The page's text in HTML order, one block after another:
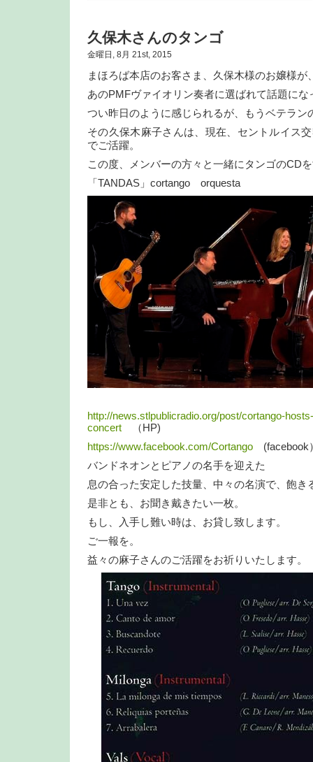
久保木さんのタンゴ
金曜日, 8月 21st, 2015
まほろば本店のお客さま、久保木様のお嬢様が
あのPMFヴァイオリン奏者に選ばれて話題にな
つい昨日のように感じられるが、もうベテラン
その久保木麻子さんは、現在、セントルイス
でご活躍。
この度、メンバーの方々と一緒にタンゴのCD
「TANDAS」cortango orquesta
http://news.stlpublicradio.org/post/cortango-
concert （HP)
https://www.facebook.com/Cortango (facebook
バンドネオンとピアノの名手を迎えた
息の合った安定した技量、中々の名演で、飽き
是非とも、お聞き戴きたい一枚。
もし、入手し難い時は、お貸し致します。
ご一報を。
益々の麻子さんのご活躍をお祈りいたします。